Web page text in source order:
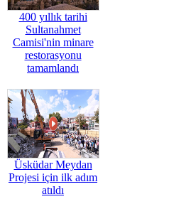
400 yıllık tarihi
Sultanahmet
Camisi'nin minare
restorasyonu
tamamlandı
Üsküdar Meydan
Projesi için ilk adım
atıldı